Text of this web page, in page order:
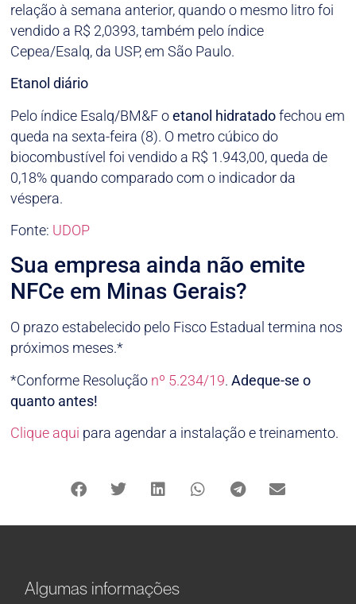
relação à semana anterior, quando o mesmo litro foi
vendido a R$ 2,0393, também pelo índice
Cepea/Esalq, da USP, em São Paulo.
Etanol diário
Pelo índice Esalq/BM&F oetanol hidratadofechou em
queda na sexta-feira (8). O metro cúbico do
biocombustível foi vendido a R$ 1.943,00, queda de
0,18% quando comparado com o indicador da
véspera.
Fonte: UDOP
Sua empresa ainda não emite
NFCe em Minas Gerais?
O prazo estabelecido pelo Fisco Estadual termina nos
próximos meses.*
*Conforme Resolução nº 5.234/19.Adeque-se o
quanto antes!
Clique aqui para agendar a instalação e treinamento.
Algumas informações